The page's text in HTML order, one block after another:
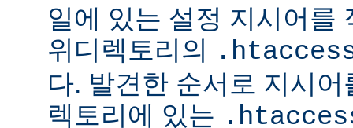
일에 있는 설정 지시어를
위디렉토리의
다. 발견한 순서로 지시
렉토리에 있는